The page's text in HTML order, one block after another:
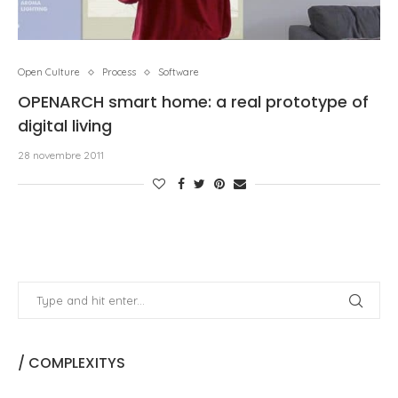
Open Culture Process Software
OPENARCH smart home: a real prototype of
digital living
28 novembre 2011
/ COMPLEXITYS